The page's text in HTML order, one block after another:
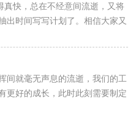
真快，总在不经意间流逝，又将
出时间写写计划了。相信大家又
大家收集的班主任班...
间就毫无声息的流逝，我们的工
更好的成长，此时此刻需要制定
去写计划呢？下面...